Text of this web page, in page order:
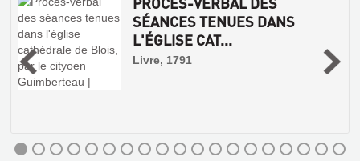
SÉANCES TENUES DANS
L'ÉGLISE CAT...
Livre, 1791